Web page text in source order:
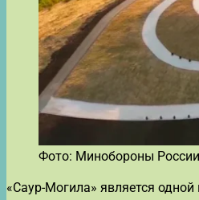
Фото: Минобороны России
«Саур-Могила» является